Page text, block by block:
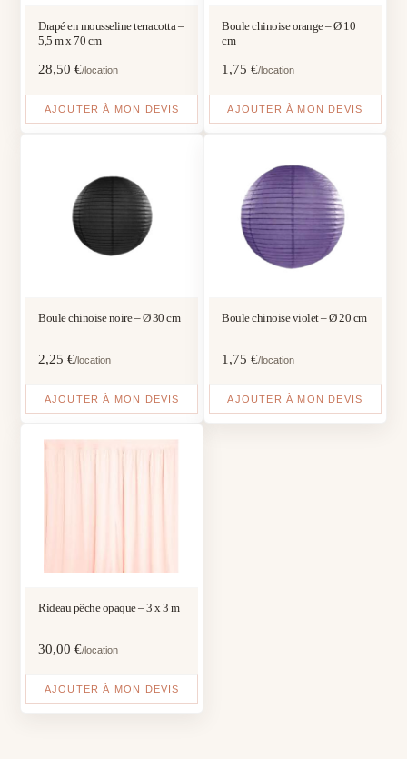
Drapé en mousseline terracotta –
5,5 m x 70 cm
28,50€/location
AJOUTER À MON DEVIS
Boule chinoise orange – Ø 10
cm
1,75 €/location
AJOUTER À MON DEVIS
Boule chinoise noire – Ø 30 cm
2,25€/location
AJOUTER À MON DEVIS
Boule chinoise violet – Ø 20 cm
1,75 €/location
AJOUTER À MON DEVIS
Rideau pêche opaque – 3 x 3 m
30,00€/location
AJOUTER À MON DEVIS